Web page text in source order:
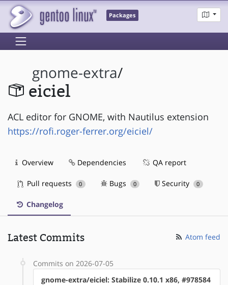
Packages
gnome-extra/
eiciel
ACL editor for GNOME, with Nautilus extension
https://rofi.roger-ferrer.org/eiciel/
Overview Dependencies QA report
Pull requests 0 Bugs 0 Security 0
Changelog
Latest Commits Atom feed
Commits on 2026-07-05
gnome-extra/eiciel: Stabilize 0.10.1 x86, #978584